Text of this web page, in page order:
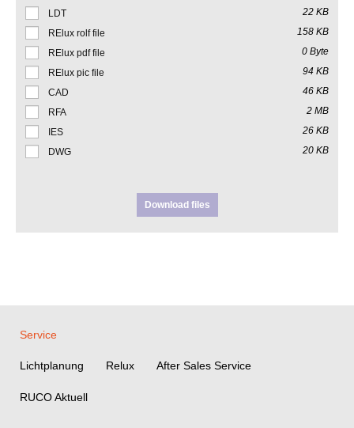
LDT
22 KB
RElux rolf file
158 KB
RElux pdf file
0 Byte
RElux pic file
94 KB
CAD
46 KB
RFA
2 MB
IES
26 KB
DWG
20 KB
Download files
Service
Lichtplanung Relux After Sales Service
RUCO Aktuell